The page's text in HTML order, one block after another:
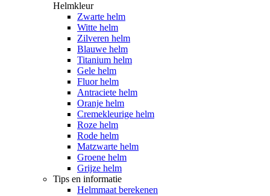
Helmkleur
Zwarte helm
Witte helm
Zilveren helm
Blauwe helm
Titanium helm
Gele helm
Fluor helm
Antraciete helm
Oranje helm
Cremekleurige helm
Roze helm
Rode helm
Matzwarte helm
Groene helm
Grijze helm
Tips en informatie
Helmmaat berekenen